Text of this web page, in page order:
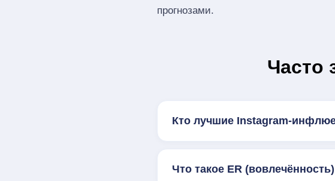
прогнозами.
Часто
Кто лучшие Instagram-
Что такое ER